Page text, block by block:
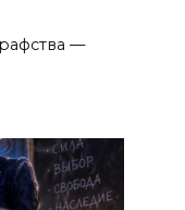
—